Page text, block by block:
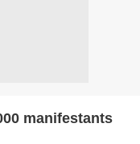
manifestants